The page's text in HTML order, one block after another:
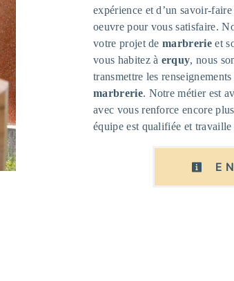
expérience et d’un savoir-
oeuvre pour vous satisfaire.
votre projet demarbrerie et
vous habitez à erquy, nous
transmettre les
marbrerie. Notre métier est
avec vous renforce encore
équipe est qualifiée et